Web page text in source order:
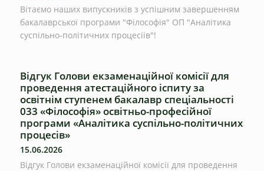
Вітаємо наших випускників з успішним завершенням
бакалаврської програми "Філософія" ОП "Аналітика
суспільно-політичних процесіів"!
Відгук Голови екзаменаційної комісії для
проведення атестаційного іспиту за
освітнім ступенем бакалавр спеціальності
033 «Філософія» освітньо-професійної
програми «Аналітика суспільно-політичних
процесів»
15.06.2026
Відгук Голови екзаменаційної комісії для проведення